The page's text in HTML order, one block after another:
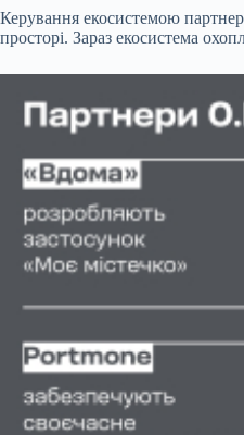
Керування екосистемою
просторі. Зараз екосистема